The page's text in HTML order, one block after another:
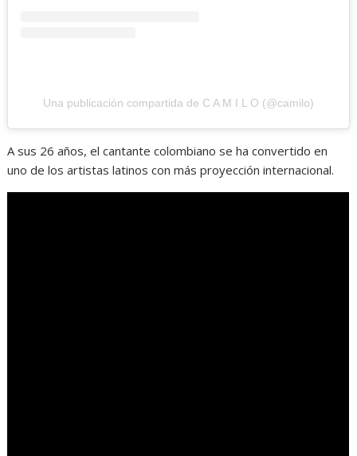
Una publicación compartida de C A M I L O (@camilo)
A sus 26 años, el cantante colombiano se ha convertido en
uno de los artistas latinos con más proyección internacional.